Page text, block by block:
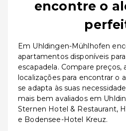
encontre o
Em Uhldingen-Mühlhofen
apartamentos disponíveis
escapadela. Compare preços,
localizações para encontrar o
se adapta às suas
mais bem avaliados em
Sternen Hotel & Restaurant,
e Bodensee-Hotel Kreuz.